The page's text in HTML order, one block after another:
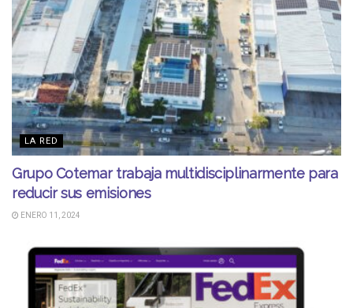
LA RED
Grupo Cotemar trabaja multidisciplinarmente para
reducir sus emisiones
ENERO 11, 2024